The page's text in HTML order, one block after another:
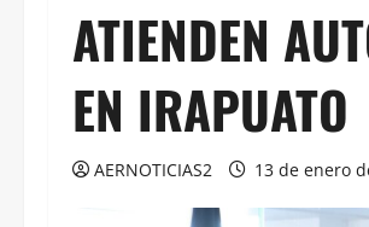
ATIENDEN
EN IRAPUATO
AERNOTICIAS2 13 de enero